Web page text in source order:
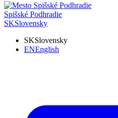
Spišské Podhradie
SKSlovensky
SKSlovensky
ENEnglish